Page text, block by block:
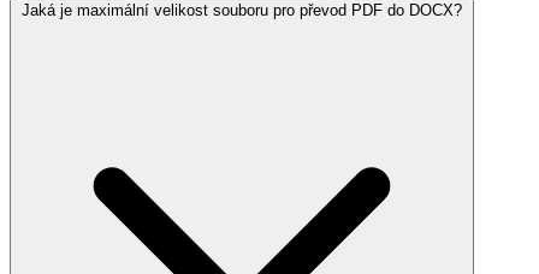
Jaká je maximální velikost souboru pro převod PDF do DOCX?